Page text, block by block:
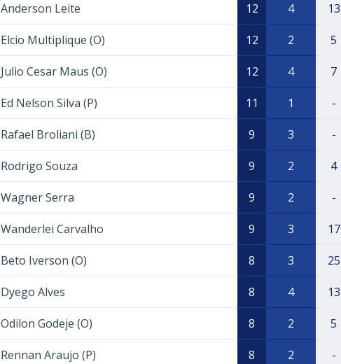
Anderson Leite 12 4 13
Elcio Multiplique (O) 12 2 5
Julio Cesar Maus (O) 12 4 7
Ed Nelson Silva (P) 11 1 -
Rafael Broliani (B) 9 3 -
Rodrigo Souza 9 2 4
Wagner Serra 9 2 -
Wanderlei Carvalho 9 3 17
Beto Iverson (O) 8 3 25
Dyego Alves 8 4 13
Odilon Godeje (O) 8 2 5
Rennan Araujo (P) 8 2 -